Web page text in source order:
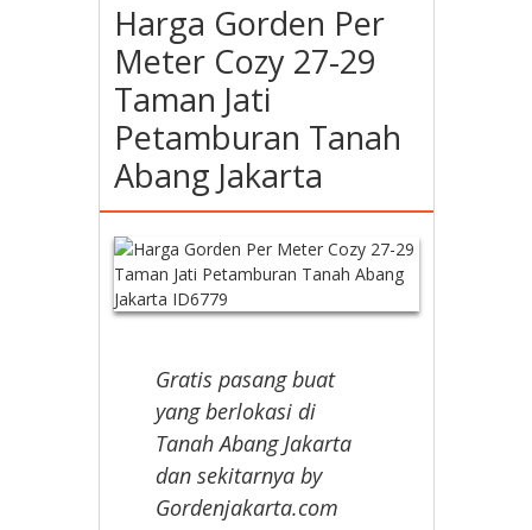
Harga Gorden Per
Meter Cozy 27-29
Taman Jati
Petamburan Tanah
Abang Jakarta
Gratis pasang buat
yang berlokasi di
Tanah Abang Jakarta
dan sekitarnya by
Gordenjakarta.com